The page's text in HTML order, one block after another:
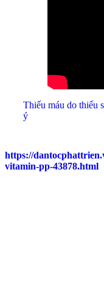
Thiếu máu do thiếu
ý
https://
vitamin-pp-43878.html